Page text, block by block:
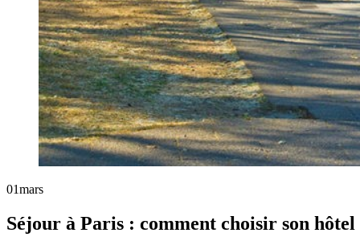
01mars
Séjour à Paris : comment choisir son hôtel